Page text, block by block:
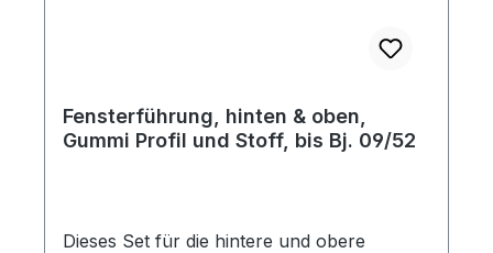
Fensterführung, hinten & oben,
Gummi Profil und Stoff, bis Bj. 09/52
Dieses Set für die hintere und obere